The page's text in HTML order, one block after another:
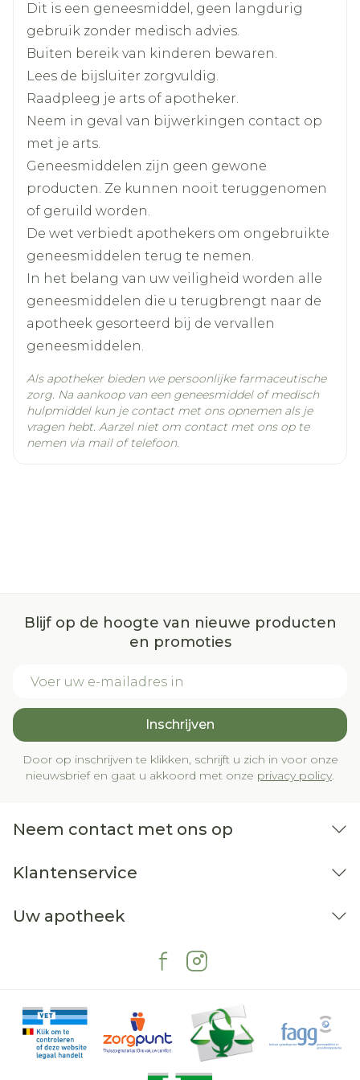
midazolam (een slaapmiddel)
rifampicine (een geneesmiddel voor de
behandeling van tuberculose)
astemizol of terfenadine (geneesmiddelen
voor de behandeling van allergieën)
amiodaron, kinidine of sotalol
(geneesmiddelen voor de behandeling van
een te snelle hartslag)
fenytoïne, fenobarbital of carbamazepine
(geneesmiddelen voor de behandeling van
epilepsie).
Als u ernstige leverstoornissen heeft
Als u lijdt aan ernstige nierstoornissen of
wanneer u dialyse ondergaat
Als u geneesmiddelen inneemt die het
metabolisme in de leverremmen, zoals:
antischimmelmiddelen (zoals ketoconazol of
itraconazol)
macrolide antibiotica (zoals erythromycine,
troleandomycine of clarithromycine)
antivirale middelen (zoals ritonavir)
Als u een geneesmiddel gebruikt dat
ciclosporine wordt genoemd (dit wordt na
transplantaties gebruikt om afstoting van
organen te voorkomen)
Samen met pompelmoes of pompelmoessap
Breedte 48 mm
Lengte
Diepte 30 mm
Hoeveelheid
Verpakking
56
Actieve
Ingrediënten
Behoud
Kamertemperatuur (15°C -
25°C)
Dit is een geneesmiddel, geen langdurig
gebruik zonder medisch advies.
Buiten bereik van kinderen bewaren.
Lees de bijsluiter zorgvuldig.
Raadpleeg je arts of apotheker.
Neem in geval van bijwerkingen contact op
met je arts.
Geneesmiddelen zijn geen gewone
producten. Ze kunnen nooit teruggenomen
of geruild worden.
De wet verbiedt apothekers om ongebruikte
geneesmiddelen terug te nemen.
In het belang van uw veiligheid worden alle
geneesmiddelen die u terugbrengt naar de
apotheek gesorteerd bij de vervallen
geneesmiddelen.
Als apotheker bieden we persoonlijke farmaceutische
zorg. Na aankoop van een geneesmiddel of medisch
hulpmiddel kun je contact met ons opnemen als je
vragen hebt. Aarzel niet om contact met ons op te
nemen via mail of telefoon.
Blijf op de hoogte van nieuwe producten
en promoties
Inschrijven
Door op inschrijven te klikken, schrijft u zich in voor onze
nieuwsbrief en gaat u akkoord met onze privacy policy.
Neem contact met ons op
Klantenservice
Uw apotheek